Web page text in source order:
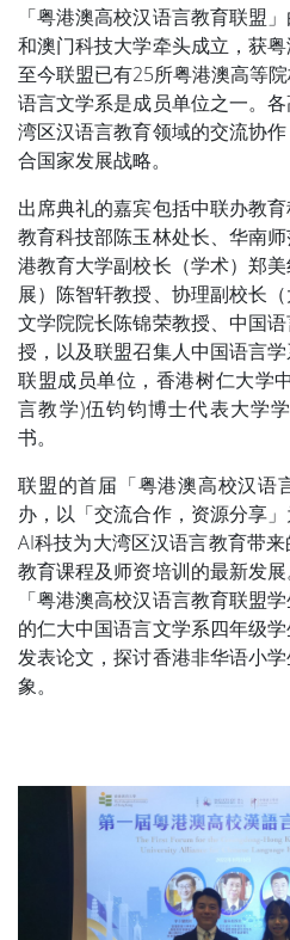
「粤港澳高校汉语言教育联盟
和澳门科技大学牵头成立，获
至今联盟已有25所粤港澳高等
语言文学系是成员单位之一。
湾区汉语言教育领域的交流协
合国家发展战略。
出席典礼的嘉宾包括中联办教
教育科技部陈玉林处长、华南
港教育大学副校长（学术）郑
展）陈智轩教授、协理副校长
文学院院长陈锦荣教授、中国
授，以及联盟召集人中国语言
联盟成员单位，香港树仁大学
言教学)伍钧钧博士代表大学
书。
联盟的首届「粤港澳高校汉语
办，以「交流合作，资源分享
AI科技为大湾区汉语言教育带
教育课程及师资培训的最新发
「粤港澳高校汉语言教育联盟
的仁大中国语言文学系四年级
发表论文，探讨香港非华语小
象。